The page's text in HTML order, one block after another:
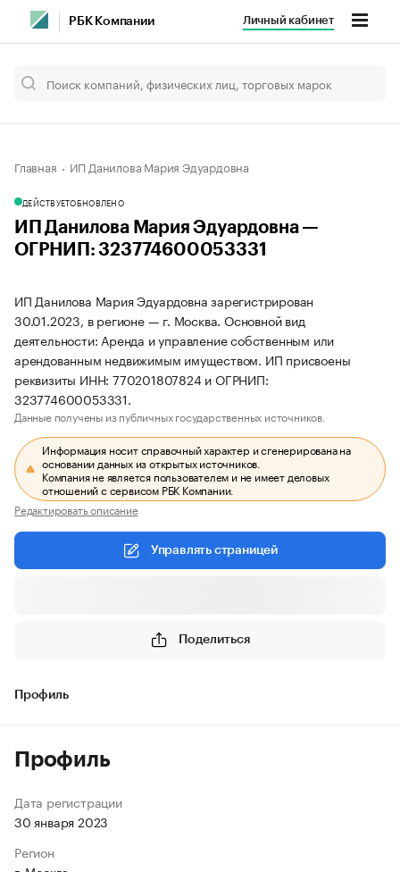
РБК Компании Личный кабинет
Главная ИП Данилова Мария Эдуардовна
ДЕЙСТВУЕТОБНОВЛЕНО
ИП Данилова Мария Эдуардовна —
ОГРНИП: 323774600053331
ИП Данилова Мария Эдуардовна зарегистрирован
30.01.2023, в регионе — г. Москва. Основной вид
деятельности: Аренда и управление собственным или
арендованным недвижимым имуществом. ИП присвоены
реквизиты ИНН: 770201807824 и ОГРНИП:
323774600053331.
Данные получены из публичных государственных источников.
Информация носит справочный характер и сгенерирована на
основании данных из открытых источников.
Компания не является пользователем и не имеет деловых
отношений с сервисом РБК Компании.
Редактировать описание
Управлять страницей
Поделиться
Профиль
Профиль
Дата регистрации
30 января 2023
Регион